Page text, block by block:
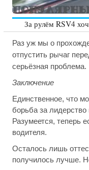
За рулём RSV4
Раз уж мы о
отпустить рычаг
серьёзная проблема.
Заключение
Единственное, что
борьба за
Разумеется, теперь
водителя.
Осталось лишь
получилось лучше.